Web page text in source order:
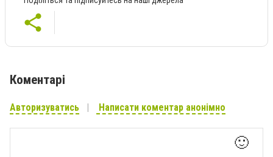
Коментарі
Авторизуватись Написати коментар анонімно
🙂